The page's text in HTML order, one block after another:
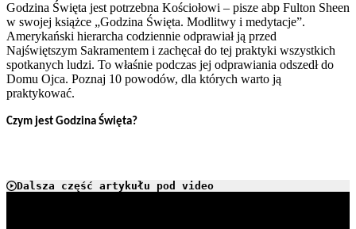
Godzina Święta jest potrzebna Kościołowi – pisze abp Fulton Sheen
w swojej książce „Godzina Święta. Modlitwy i medytacje”.
Amerykański hierarcha codziennie odprawiał ją przed
Najświętszym Sakramentem i zachęcał do tej praktyki wszystkich
spotkanych ludzi. To właśnie podczas jej odprawiania odszedł do
Domu Ojca. Poznaj 10 powodów, dla których warto ją
praktykować.
Czym jest Godzina Święta?
Dalsza część artykułu pod video